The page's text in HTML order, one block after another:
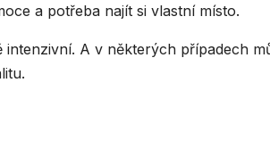
a potřeba najít si vlastní místo.
A v některých případech